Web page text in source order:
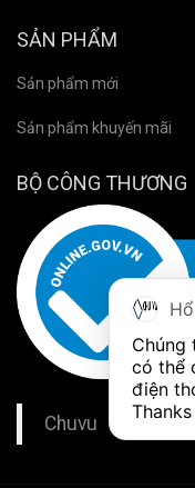
SẢN PHẨM
Sản phẩm mới
Sản phẩm khuyến mãi
BỘ CÔNG THƯƠNG
Chuvu
Chúng
có thể
điện
Thanks